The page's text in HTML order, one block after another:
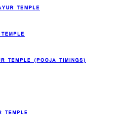
TEMPLE
TEMPLE (POOJA TIMINGS)
TEMPLE